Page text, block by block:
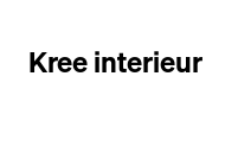
Kree interieur